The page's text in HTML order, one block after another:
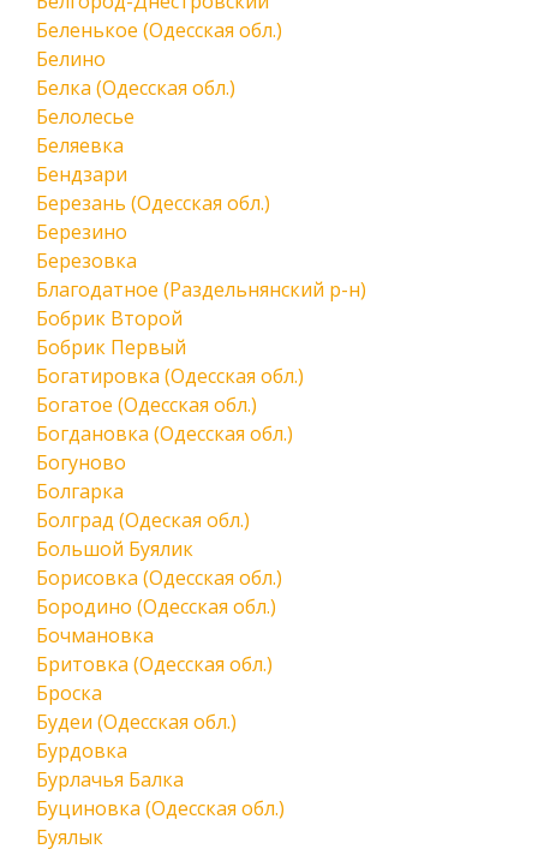
Беленькое (Одесская обл.)
Белино
Белка (Одесская обл.)
Белолесье
Беляевка
Бендзари
Березань (Одесская обл.)
Березино
Березовка
Благодатное (Раздельнянский р-н)
Бобрик Второй
Бобрик Первый
Богатировка (Одесская обл.)
Богатое (Одесская обл.)
Богдановка (Одесская обл.)
Богуново
Болгарка
Болград (Одеская обл.)
Большой Буялик
Борисовка (Одесская обл.)
Бородино (Одесская обл.)
Бочмановка
Бритовка (Одесская обл.)
Броска
Будеи (Одесская обл.)
Бурдовка
Бурлачья Балка
Буциновка (Одесская обл.)
Буялык